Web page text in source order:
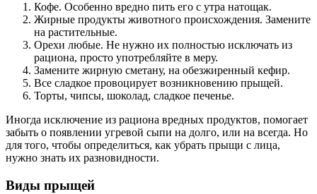
Кофе. Особенно вредно пить его с утра натощак.
Жирные продукты животного происхождения. Замените
на растительные.
Орехи любые. Не нужно их полностью исключать из
рациона, просто употребляйте в меру.
Замените жирную сметану, на обезжиренный кефир.
Все сладкое провоцирует возникновению прыщей.
Торты, чипсы, шоколад, сладкое печенье.
Иногда исключение из рациона вредных продуктов, помогает
забыть о появлении угревой сыпи на долго, или на всегда. Но
для того, чтобы определиться, как убрать прыщи с лица,
нужно знать их разновидности.
Виды прыщей